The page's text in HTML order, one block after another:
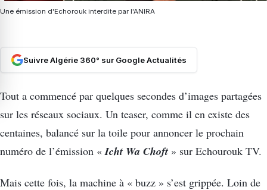
Une émission d'Echorouk interdite par l'ANIRA
Suivre Algérie 360° sur Google Actualités
Tout a commencé par quelques secondes d’images partagées
sur les réseaux sociaux. Un teaser, comme il en existe des
centaines, balancé sur la toile pour annoncer le prochain
numéro de l’émission « Icht Wa Choft » sur Echourouk TV.
Mais cette fois, la machine à « buzz » s’est grippée. Loin de